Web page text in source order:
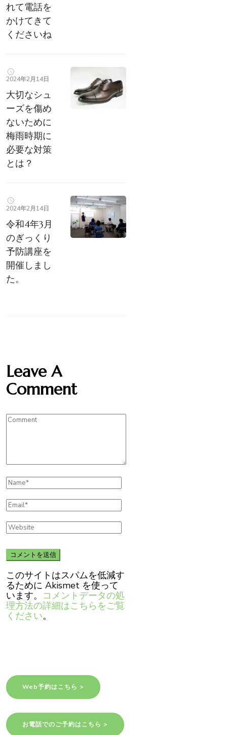
れて電話を
かけてきて
くださいね
2024年2月14日
大切なシュ
ーズを傷め
ないために
梅雨時期に
必要な対策
とは？
2024年2月14日
令和4年3月
のぎっくり
予防講座を
開催しまし
た。
Leave A
Comment
このサイトはスパムを低減す
るために Akismet を使って
います。 コメントデータの処
理方法の詳細はこちらをご覧
ください。
Web予約はこちら >
お電話でのご予約はこちら >